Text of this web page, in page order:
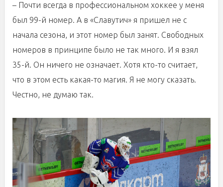
– Почти всегда в профессиональном хоккее у меня
был 99-й номер. А в «Славутич» я пришел не с
начала сезона, и этот номер был занят. Свободных
номеров в принципе было не так много. И я взял
35-й. Он ничего не означает. Хотя кто-то считает,
что в этом есть какая-то магия. Я не могу сказать.
Честно, не думаю так.